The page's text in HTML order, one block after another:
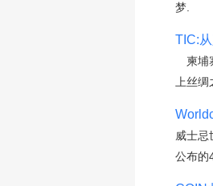
梦.
TIC:
柬埔
上丝
威士
公布的